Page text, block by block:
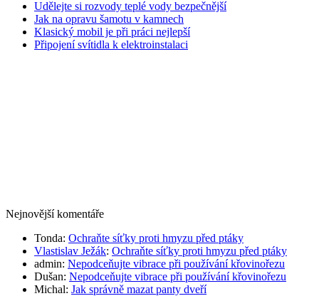
Udělejte si rozvody teplé vody bezpečnější
Jak na opravu šamotu v kamnech
Klasický mobil je při práci nejlepší
Připojení svítidla k elektroinstalaci
Nejnovější komentáře
Tonda: Ochraňte síťky proti hmyzu před ptáky
Vlastislav Ježák: Ochraňte síťky proti hmyzu před ptáky
admin: Nepodceňujte vibrace při používání křovinořezu
Dušan: Nepodceňujte vibrace při používání křovinořezu
Michal: Jak správně mazat panty dveří